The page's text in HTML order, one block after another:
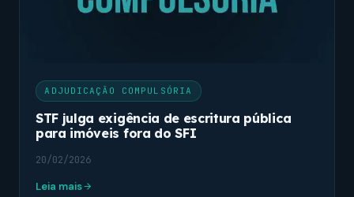
ADJUDICAÇÃO COMPULSÓRIA
STF julga exigência de escritura pública
para imóveis fora do SFI
20/02/2026
Leia mais